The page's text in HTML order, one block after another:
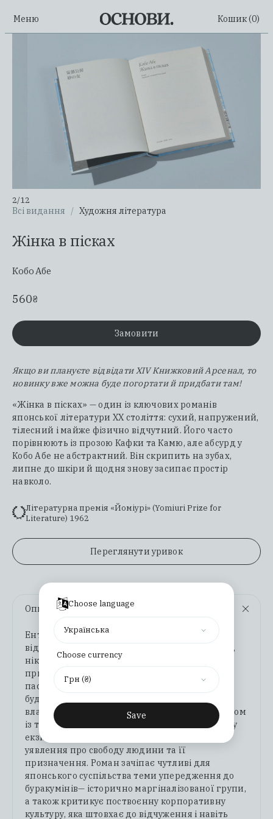
Меню Кошик (0)
Всі видання / Художня література
Жінка в пісках
Кобо Абе
560₴
Замовити
Якщо ви плануєте відвідати XIV Книжковий Арсенал, то
новинку вже можна буде погортати й придбати там!
«Жінка в пісках» — один із ключових романів
японської літератури ХХ століття: сухий, напружений,
тілесний і майже фізично відчутний. Його часто
порівнюють із прозою Кафки та Камю, але абсурд у
Кобо Абе не абстрактний. Він скрипить на зубах,
липне до шкіри й щодня знову засипає простір
навколо.
Літературна премія «Йоміурі» (Yomiuri Prize for
Literature) 1962
Переглянути уривок
Опис
Ентомолог-аматор Джюмпей вирушає у
відпустку ловити комах та мріє знайти новий,
нікому не відомий вид. У віддаленому
приморському селі він раптово опиняється в
пастці: не маючи можливості вибратися з
будинку, зануреного в пісок, він, мов комаха у
власній колекції, залишається ув’язнений разом
із таємничою жінкою. У цьому вже класичному
екзистенційному романі автор підважує
уявлення про свободу людини та її
призначення. Роман зачіпає чутливі для
японського суспільства теми упередження до
буракумінів— історично маргіналізованої групи,
а також критикує поствоєнну корпоративну
культуру, яка штовхає до відчуження і навіть
2/12
Choose language
Українська
Choose currency
Грн (₴)
Save